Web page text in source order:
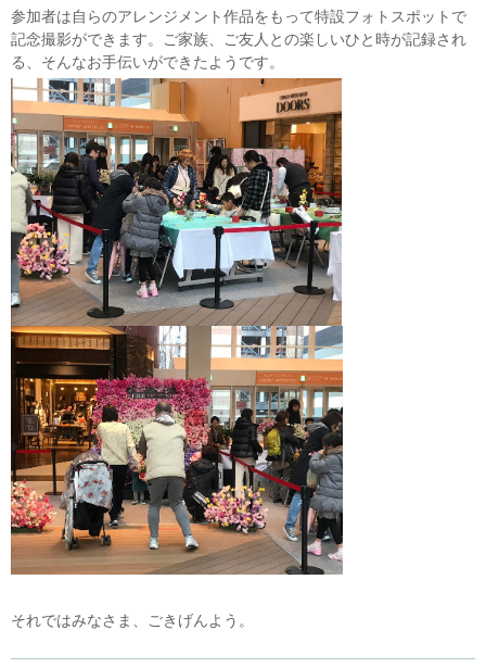
参加者は自らのアレンジメント作品をもって特設フォトスポットで
記念撮影ができます。ご家族、ご友人との楽しいひと時が記録され
る、そんなお手伝いができたようです。
それではみなさま、ごきげんよう。